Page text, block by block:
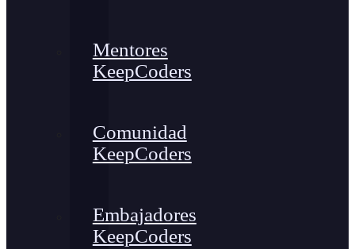
Mentores
KeepCoders
Comunidad
KeepCoders
Embajadores
KeepCoders